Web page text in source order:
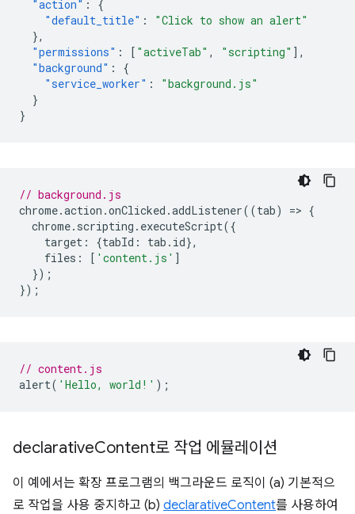
"action" :
{
"default_title" :
"Click to show an alert"
},
"permissions" : [ "activeTab" , "scripting" ],
"background" :
{
"service_worker" :
"background.js"
}
}
// background.js
chrome.action .onClicked .addListener((tab) => {
chrome. scripting . executeScript({
target : {tabId : tab . id},
files : [ 'content.js' ]
});
});
// content.js
alert( 'Hello, world!' );
declarativeContent로 작업 에뮬레이션
이 예에서는 확장 프로그램의 백그라운드 로직이 (a) 기본적으
로 작업을 사용 중지하고 (b) declarativeContent를 사용하여